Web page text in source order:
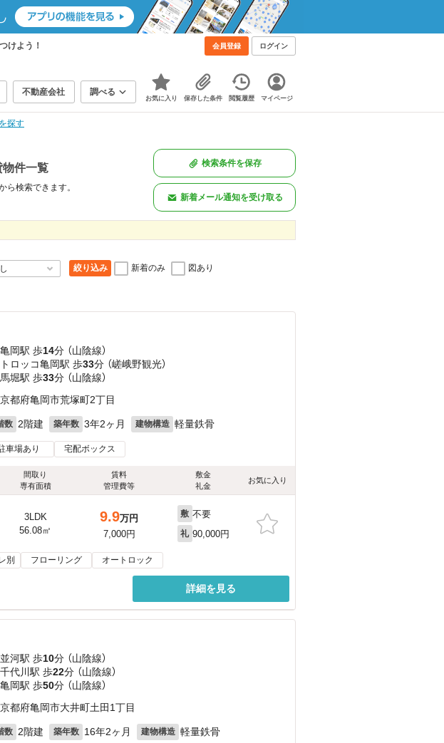
けよう！ 会員登録 ログイン
不動産会社 調べる
お気に入り 保存した条件 閲覧履歴 マイページ
探す
件一覧
ら検索できます。
検索条件を保存
新着メール通知を受け取る
絞り込み 新着のみ 図あり
亀岡駅 歩14分 （山陰線）
トロッコ亀岡駅 歩33分 （嵯峨野観光）
馬堀駅 歩33分 （山陰線）
京都府亀岡市荒塚町2丁目
数 2階建 築年数 3年2ヶ月 建物構造 軽量鉄骨
車場あり 宅配ボックス
間取り
専有面積
賃料
管理費等
敷金
礼金
お気に入り
3LDK
56.08㎡
9.9万円
7,000円
敷 不要
礼 90,000円
別 フローリング オートロック
詳細を見る
並河駅 歩10分 （山陰線）
千代川駅 歩22分 （山陰線）
亀岡駅 歩50分 （山陰線）
京都府亀岡市大井町土田1丁目
数 2階建 築年数 16年2ヶ月 建物構造 軽量鉄骨